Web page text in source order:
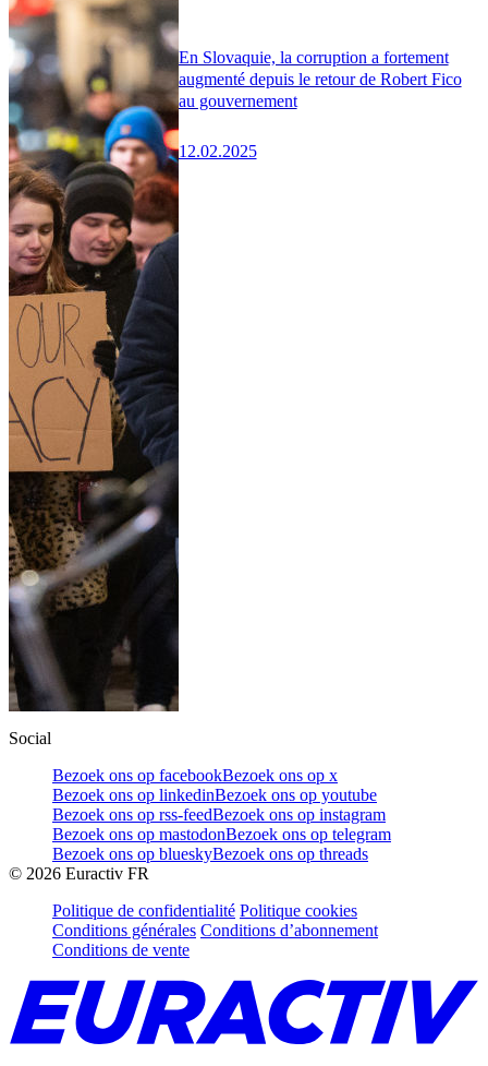
En Slovaquie, la corruption a fortement
augmenté depuis le retour de Robert Fico
au gouvernement
12.02.2025
Social
Bezoek ons op facebookBezoek ons op x
Bezoek ons op linkedinBezoek ons op youtube
Bezoek ons op rss-feedBezoek ons op instagram
Bezoek ons op mastodonBezoek ons op telegram
Bezoek ons op blueskyBezoek ons op threads
© 2026 Euractiv FR
Politique de confidentialité Politique cookies
Conditions générales Conditions d’abonnement
Conditions de vente